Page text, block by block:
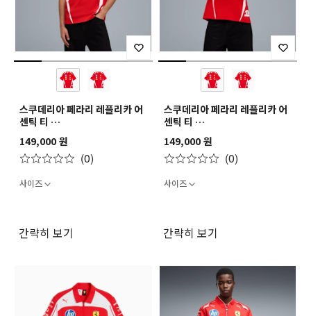
스쿠데리아 페라리 레플리카 어
센틱 티
SF Replica Drivers
Authentic Tee
149,000 원
(0)
사이즈
간략히 보기
스쿠데리아 페라리 레플리카 어
센틱 티
SF Replica Drivers
Authentic Tee
149,000 원
(0)
사이즈
간략히 보기